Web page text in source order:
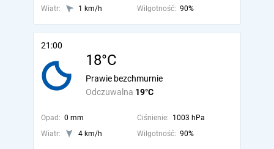
Wiatr:
1 km/h Wilgotność: 90%
21:00
18°C
Odczuwalna 19°C
Prawie bezchmurnie
Opad: 0 mm Ciśnienie: 1003 hPa
Wiatr:
4 km/h Wilgotność: 90%